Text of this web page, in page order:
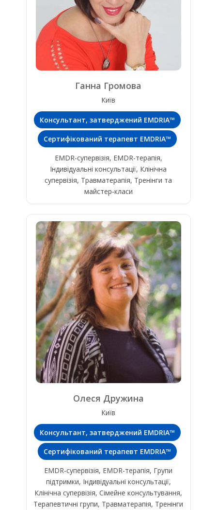
Ганна Громова
Київ
Консультант, затверджений EMDRIA™
Сертифікований терапевт EMDRIA™
EMDR-супервізія, EMDR-терапія,
Індивідуальні консультації, Клінічна
супервізія, Травматерапія, Тренінги та
майстер-класи
Олеся Дружина
Київ
Консультант, затверджений EMDRIA™
Сертифікований терапевт EMDRIA™
EMDR-супервізія, EMDR-терапія, Групи
підтримки, Індивідуальні консультації,
Клінічна супервізія, Сімейне консультування,
Терапевтичні групи, Травматерапія, Тренінги